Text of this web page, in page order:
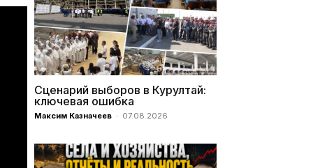
Сценарий выборов в Курултай:
ключевая ошибка
Максим Казначеев - 07.08.2026